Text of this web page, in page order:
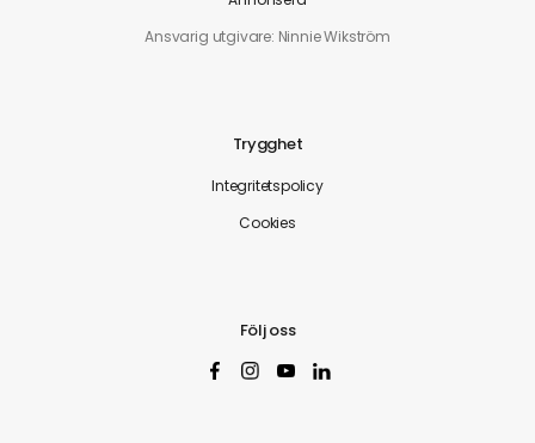
Ansvarig utgivare: Ninnie Wikström
Trygghet
Integritetspolicy
Cookies
Följ oss